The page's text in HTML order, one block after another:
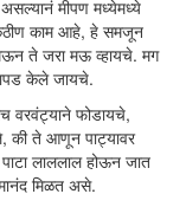
मीपण मध्येमध्ये
कठीण काम आहे, हे समजून
ते जरा मऊ व्हायचे. मग
केले जायचे.
वरवंट्याने फोडायचे,
की ते आणून पाट्यावर
लाललाल होऊन जात
मिळत असे.